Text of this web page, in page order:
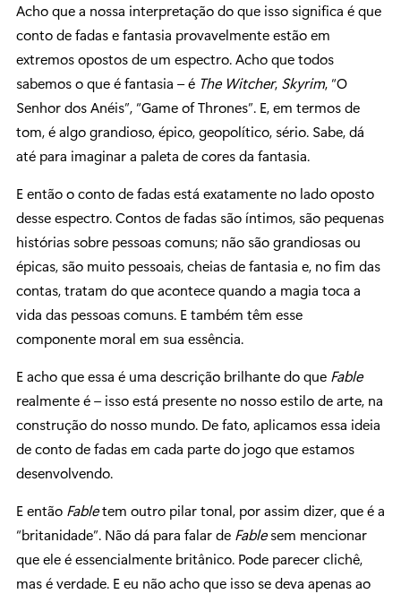
Acho que a nossa interpretação do que isso significa é que
conto de fadas e fantasia provavelmente estão em
extremos opostos de um espectro. Acho que todos
sabemos o que é fantasia – é The Witcher, Skyrim, “O
Senhor dos Anéis”, “Game of Thrones”. E, em termos de
tom, é algo grandioso, épico, geopolítico, sério. Sabe, dá
até para imaginar a paleta de cores da fantasia.
E então o conto de fadas está exatamente no lado oposto
desse espectro. Contos de fadas são íntimos, são pequenas
histórias sobre pessoas comuns; não são grandiosas ou
épicas, são muito pessoais, cheias de fantasia e, no fim das
contas, tratam do que acontece quando a magia toca a
vida das pessoas comuns. E também têm esse
componente moral em sua essência.
E acho que essa é uma descrição brilhante do que Fable
realmente é – isso está presente no nosso estilo de arte, na
construção do nosso mundo. De fato, aplicamos essa ideia
de conto de fadas em cada parte do jogo que estamos
desenvolvendo.
E então Fabletem outro pilar tonal, por assim dizer, que é a
“britanidade”. Não dá para falar de Fablesem mencionar
que ele é essencialmente britânico. Pode parecer clichê,
mas é verdade. E eu não acho que isso se deva apenas ao